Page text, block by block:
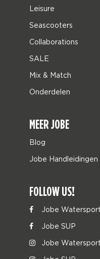
Leisure
Seascooters
Collaborations
SALE
Mix & Match
Onderdelen
MEER JOBE
Blog
Jobe Handleidingen
FOLLOW US!
Jobe
Jobe SUP
Jobe